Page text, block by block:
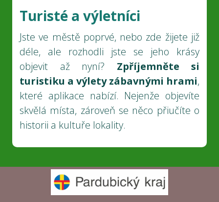
Turisté a výletníci
Jste ve městě poprvé, nebo zde žijete již
déle, ale rozhodli jste se jeho krásy
objevit až nyní? Zpříjemněte si
turistiku a výlety zábavnými hrami,
které aplikace nabízí. Nejenže objevíte
skvělá místa, zároveň se něco přiučíte o
historii a kultuře lokality.